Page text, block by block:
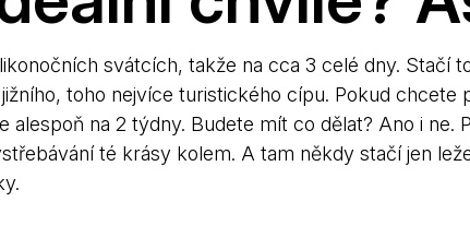
svátcích, takže na cca 3 celé dny. Stačí
toho nejvíce turistického cípu. Pokud chcete
na 2 týdny. Budete mít co dělat? Ano i ne.
té krásy kolem. A tam někdy stačí jen